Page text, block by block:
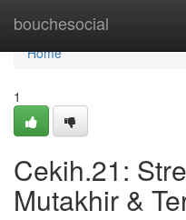
bouchesocial
Home
Home
1
Cekih.21:
Mutakhir &